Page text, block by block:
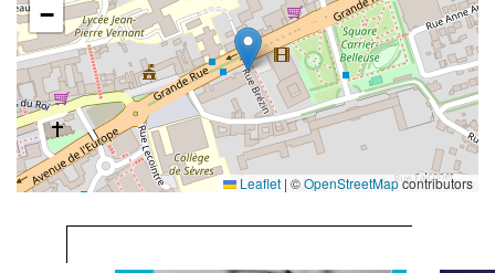
−
Leaflet | ©OpenStreetMapcontributors